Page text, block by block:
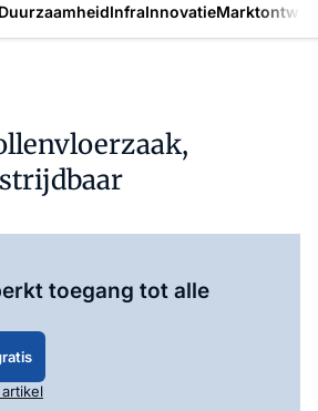
DuurzaamheidInfraInnovatie
toegang tot alle